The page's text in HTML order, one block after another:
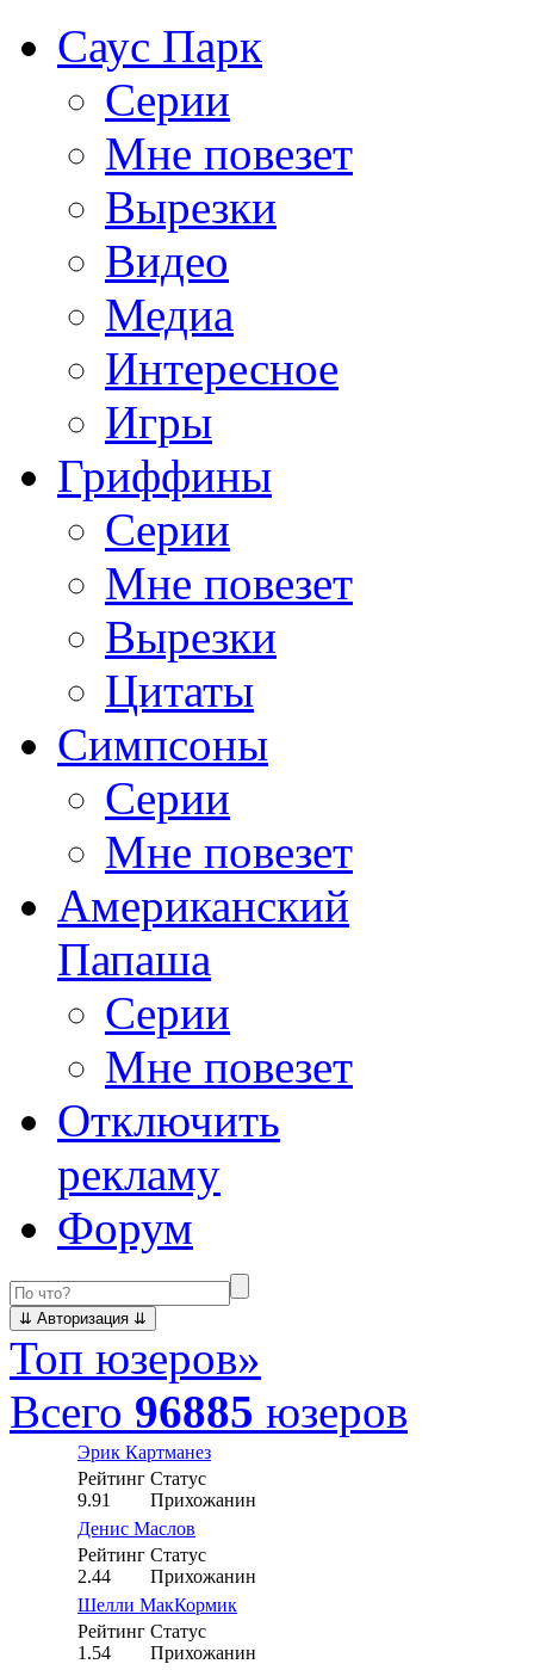
Саус Парк
Серии
Мне повезет
Вырезки
Видео
Медиа
Интересное
Игры
Гриффины
Серии
Мне повезет
Вырезки
Цитаты
Симпсоны
Серии
Мне повезет
Американский
Папаша
Серии
Мне повезет
Отключить
рекламу
Форум
Топ юзеров»
Всего 96885 юзеров
Эрик Картманез
Рейтинг
9.91
Статус
Прихожанин
Денис Маслов
Рейтинг
2.44
Статус
Прихожанин
Шелли МакКормик
Рейтинг
1.54
Статус
Прихожанин